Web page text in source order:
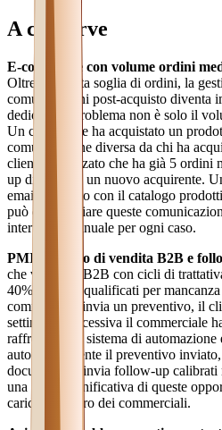
A chi serve
E-commerce con volume ordini
Oltre una certa soglia di ordini, la
comunicazioni post-acquisto diventa
dedicato. Il problema non è solo il
Un cliente che ha acquistato un
comunicazione diversa da chi ha
cliente fidelizzato che ha già 5 ordini
up diverso da un nuovo acquirente.
email integrato con il catalogo
può differenziare queste
intervento manuale per ogni caso.
PMI con ciclo di vendita B2B e
che vendono B2B con cicli di
40% dei lead qualificati per
commerciale invia un preventivo, il
settimana successiva il commerciale
raffredda. Un sistema di automazione
automaticamente il preventivo
documento e invia follow-up calibrati
una quota significativa di queste
carico di lavoro dei commerciali.